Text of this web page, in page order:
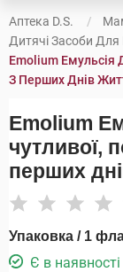
Аптека D.S.
Дитячі Засоби Для
Emolium Емульсія
З Перших Днів
Emolium
чутливої,
перших
Упаковка / 1
Є в наявності